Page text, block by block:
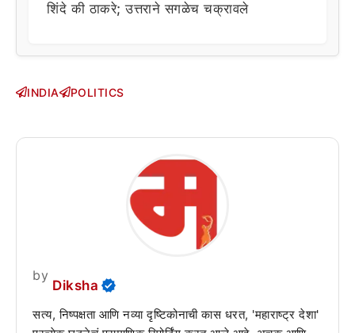
शिंदे की ठाकरे; उत्तराने सगळेच चक्रावले
INDIA POLITICS
by
Diksha
सत्य, निष्पक्षता आणि नव्या दृष्टिकोनाची कास धरत, 'महाराष्ट्र देशा'